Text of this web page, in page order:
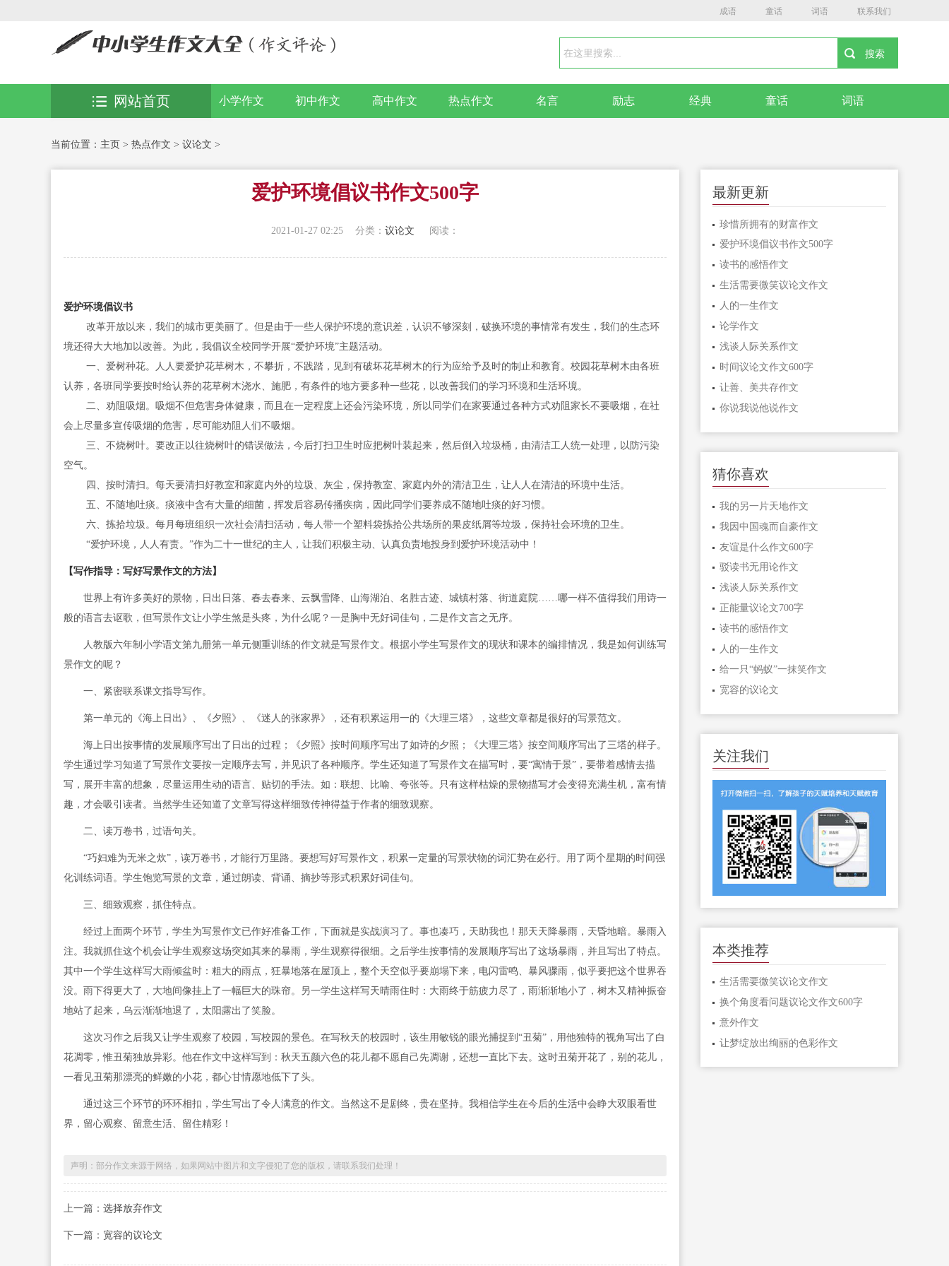
成语 童话 词语 联系我们
小学作文 初中作文 高中作文 热点作文 名言 励志 经典 童话 词语
网站首页
当前位置： 主页 > 热点作文 > 议论文 >
爱护环境倡议书作文500字
2021-01-27 02:25 分类： 议论文 阅读：
爱护环境倡议书
改革开放以来，我们的城市更美丽了。但是由于一些人保护环境的意识差，认识不够深刻，破换环境的事情常有发生，我们的生态环
境还得大大地加以改善。为此，我倡议全校同学开展“爱护环境”主题活动。
一、爱树种花。人人要爱护花草树木，不攀折，不践踏，见到有破坏花草树木的行为应给予及时的制止和教育。校园花草树木由各班
认养，各班同学要按时给认养的花草树木浇水、施肥，有条件的地方要多种一些花，以改善我们的学习环境和生活环境。
二、劝阻吸烟。吸烟不但危害身体健康，而且在一定程度上还会污染环境，所以同学们在家要通过各种方式劝阻家长不要吸烟，在社
会上尽量多宣传吸烟的危害，尽可能劝阻人们不吸烟。
三、不烧树叶。要改正以往烧树叶的错误做法，今后打扫卫生时应把树叶装起来，然后倒入垃圾桶，由清洁工人统一处理，以防污染
空气。
四、按时清扫。每天要清扫好教室和家庭内外的垃圾、灰尘，保持教室、家庭内外的清洁卫生，让人人在清洁的环境中生活。
五、不随地吐痰。痰液中含有大量的细菌，挥发后容易传播疾病，因此同学们要养成不随地吐痰的好习惯。
六、拣拾垃圾。每月每班组织一次社会清扫活动，每人带一个塑料袋拣拾公共场所的果皮纸屑等垃圾，保持社会环境的卫生。
“爱护环境，人人有责。”作为二十一世纪的主人，让我们积极主动、认真负责地投身到爱护环境活动中！
【写作指导：写好写景作文的方法】
世界上有许多美好的景物，日出日落、春去春来、云飘雪降、山海湖泊、名胜古迹、城镇村落、街道庭院……哪一样不值得我们用诗一
般的语言去讴歌，但写景作文让小学生煞是头疼，为什么呢？一是胸中无好词佳句，二是作文言之无序。
人教版六年制小学语文第九册第一单元侧重训练的作文就是写景作文。根据小学生写景作文的现状和课本的编排情况，我是如何训练写
景作文的呢？
一、紧密联系课文指导写作。
第一单元的《海上日出》、《夕照》、《迷人的张家界》，还有积累运用一的《大理三塔》，这些文章都是很好的写景范文。
海上日出按事情的发展顺序写出了日出的过程；《夕照》按时间顺序写出了如诗的夕照；《大理三塔》按空间顺序写出了三塔的样子。
学生通过学习知道了写景作文要按一定顺序去写，并见识了各种顺序。学生还知道了写景作文在描写时，要“寓情于景”，要带着感情去描
写，展开丰富的想象，尽量运用生动的语言、贴切的手法。如：联想、比喻、夸张等。只有这样枯燥的景物描写才会变得充满生机，富有情
趣，才会吸引读者。当然学生还知道了文章写得这样细致传神得益于作者的细致观察。
二、读万卷书，过语句关。
“巧妇难为无米之炊”，读万卷书，才能行万里路。要想写好写景作文，积累一定量的写景状物的词汇势在必行。用了两个星期的时间强
化训练词语。学生饱览写景的文章，通过朗读、背诵、摘抄等形式积累好词佳句。
三、细致观察，抓住特点。
经过上面两个环节，学生为写景作文已作好准备工作，下面就是实战演习了。事也凑巧，天助我也！那天天降暴雨，天昏地暗。暴雨入
注。我就抓住这个机会让学生观察这场突如其来的暴雨，学生观察得很细。之后学生按事情的发展顺序写出了这场暴雨，并且写出了特点。
其中一个学生这样写大雨倾盆时：粗大的雨点，狂暴地落在屋顶上，整个天空似乎要崩塌下来，电闪雷鸣、暴风骤雨，似乎要把这个世界吞
没。雨下得更大了，大地间像挂上了一幅巨大的珠帘。另一学生这样写天晴雨住时：大雨终于筋疲力尽了，雨渐渐地小了，树木又精神振奋
地站了起来，乌云渐渐地退了，太阳露出了笑脸。
这次习作之后我又让学生观察了校园，写校园的景色。在写秋天的校园时，该生用敏锐的眼光捕捉到“丑菊”，用他独特的视角写出了白
花凋零，惟丑菊独放异彩。他在作文中这样写到：秋天五颜六色的花儿都不愿自己先凋谢，还想一直比下去。这时丑菊开花了，别的花儿，
一看见丑菊那漂亮的鲜嫩的小花，都心甘情愿地低下了头。
通过这三个环节的环环相扣，学生写出了令人满意的作文。当然这不是剧终，贵在坚持。我相信学生在今后的生活中会睁大双眼看世
界，留心观察、留意生活、留住精彩！
声明：部分作文来源于网络，如果网站中图片和文字侵犯了您的版权，请联系我们处理！
上一篇： 选择放弃作文
下一篇： 宽容的议论文
最新更新
珍惜所拥有的财富作文
爱护环境倡议书作文500字
读书的感悟作文
生活需要微笑议论文作文
人的一生作文
论学作文
浅谈人际关系作文
时间议论文作文600字
让善、美共存作文
你说我说他说作文
猜你喜欢
我的另一片天地作文
我因中国魂而自豪作文
友谊是什么作文600字
驳读书无用论作文
浅谈人际关系作文
正能量议论文700字
读书的感悟作文
人的一生作文
给一只“蚂蚁”一抹笑作文
宽容的议论文
关注我们
本类推荐
生活需要微笑议论文作文
换个角度看问题议论文作文600字
意外作文
让梦绽放出绚丽的色彩作文